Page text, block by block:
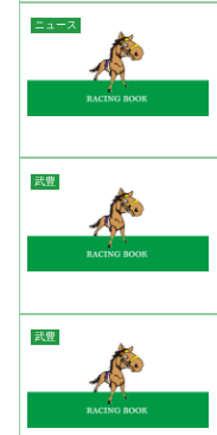
ニュース
武豊
武豊